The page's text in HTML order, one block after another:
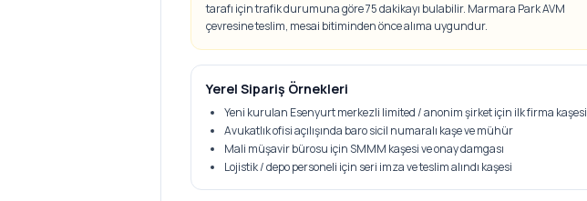
tarafı için trafik durumuna göre 75 dakikayı bulabilir. Marmara Park AVM
çevresine teslim, mesai bitiminden önce alıma uygundur.
Yerel Sipariş Örnekleri
Yeni kurulan Esenyurt merkezli limited / anonim şirket için ilk firma kaşesi
Avukatlık ofisi açılışında baro sicil numaralı kaşe ve mühür
Mali müşavir bürosu için SMMM kaşesi ve onay damgası
Lojistik / depo personeli için seri imza ve teslim alındı kaşesi